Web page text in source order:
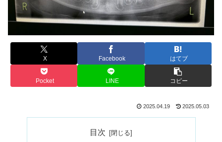
X Facebook はてブ
Pocket LINE コピー
2025.04.19 2025.05.03
目次